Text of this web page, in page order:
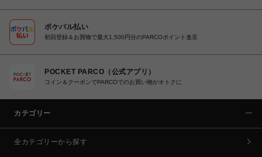
ポケパル払い
初回登録＆お買物で最大1,500円分のPARCOポイント進呈
POCKET PARCO（公式アプリ）
コイン＆クーポンでPARCOでのお買い物がオトクに
カテゴリー
全カテゴリーから探す